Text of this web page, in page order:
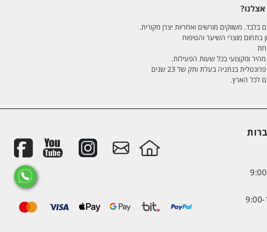
בלבד. משווקים מורשים ואחריות יצרן מקורית.
מהיר ומקצועי בכל שעות הפעילות.
בנתניה בעלת ותק של 23 שנים
לכל הארץ.